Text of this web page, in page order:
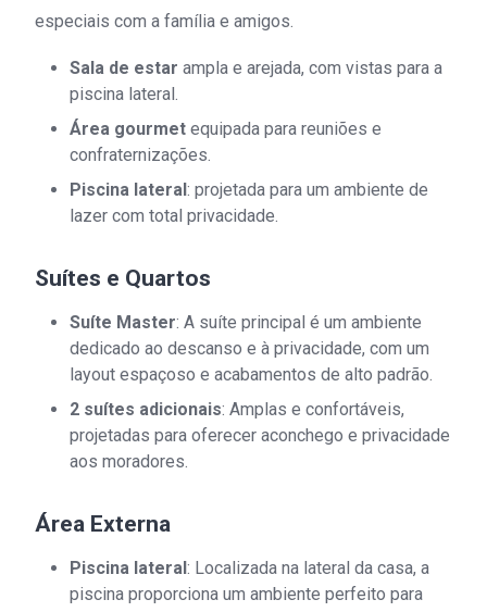
especiais com a família e amigos.
Sala de estar ampla e arejada, com vistas para a
piscina lateral.
Área gourmet equipada para reuniões e
confraternizações.
Piscina lateral: projetada para um ambiente de
lazer com total privacidade.
Suítes e Quartos
Suíte Master: A suíte principal é um ambiente
dedicado ao descanso e à privacidade, com um
layout espaçoso e acabamentos de alto padrão.
2 suítes adicionais: Amplas e confortáveis,
projetadas para oferecer aconchego e privacidade
aos moradores.
Área Externa
Piscina lateral: Localizada na lateral da casa, a
piscina proporciona um ambiente perfeito para